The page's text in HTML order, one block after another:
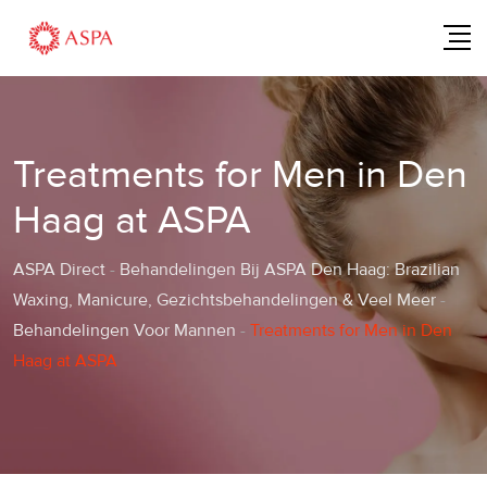
content
Treatments for Men in Den
Haag at ASPA
ASPA Direct - Behandelingen Bij ASPA Den Haag: Brazilian
Waxing, Manicure, Gezichtsbehandelingen & Veel Meer-
Behandelingen Voor Mannen - Treatments for Men in Den
Haag at ASPA